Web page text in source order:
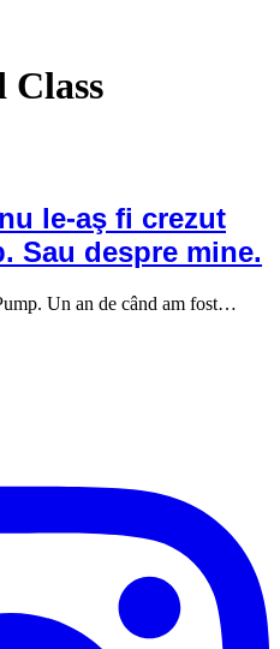
Class
le-aş fi crezut
Sau despre mine.
Un an de când am fost…